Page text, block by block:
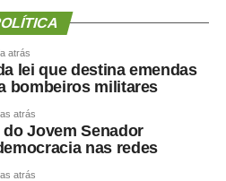
por meio de concursos
para todos os candidatos.
atrás
lei que destina emendas
bombeiros militares
atrás
do Jovem Senador
nas redes
atrás